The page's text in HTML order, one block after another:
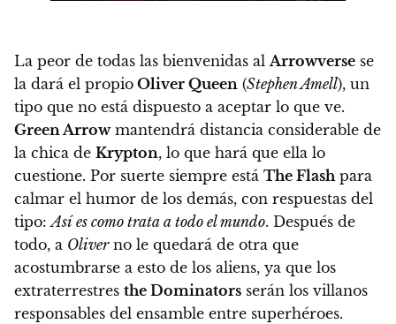
La peor de todas las bienvenidas alArrowverse se
la dará el propio Oliver Queen (Stephen Amell), un
tipo que no está dispuesto a aceptar lo que ve.
Green Arrowmantendrá distancia considerable de
la chica de Krypton, lo que hará que ella lo
cuestione. Por suerte siempre está The Flashpara
calmar el humor de los demás, con respuestas del
tipo:Así es como trata a todo el mundo. Después de
todo, a Oliverno le quedará de otra que
acostumbrarse a esto de los aliens, ya que los
extraterrestres the Dominators serán los villanos
responsables del ensamble entre superhéroes.